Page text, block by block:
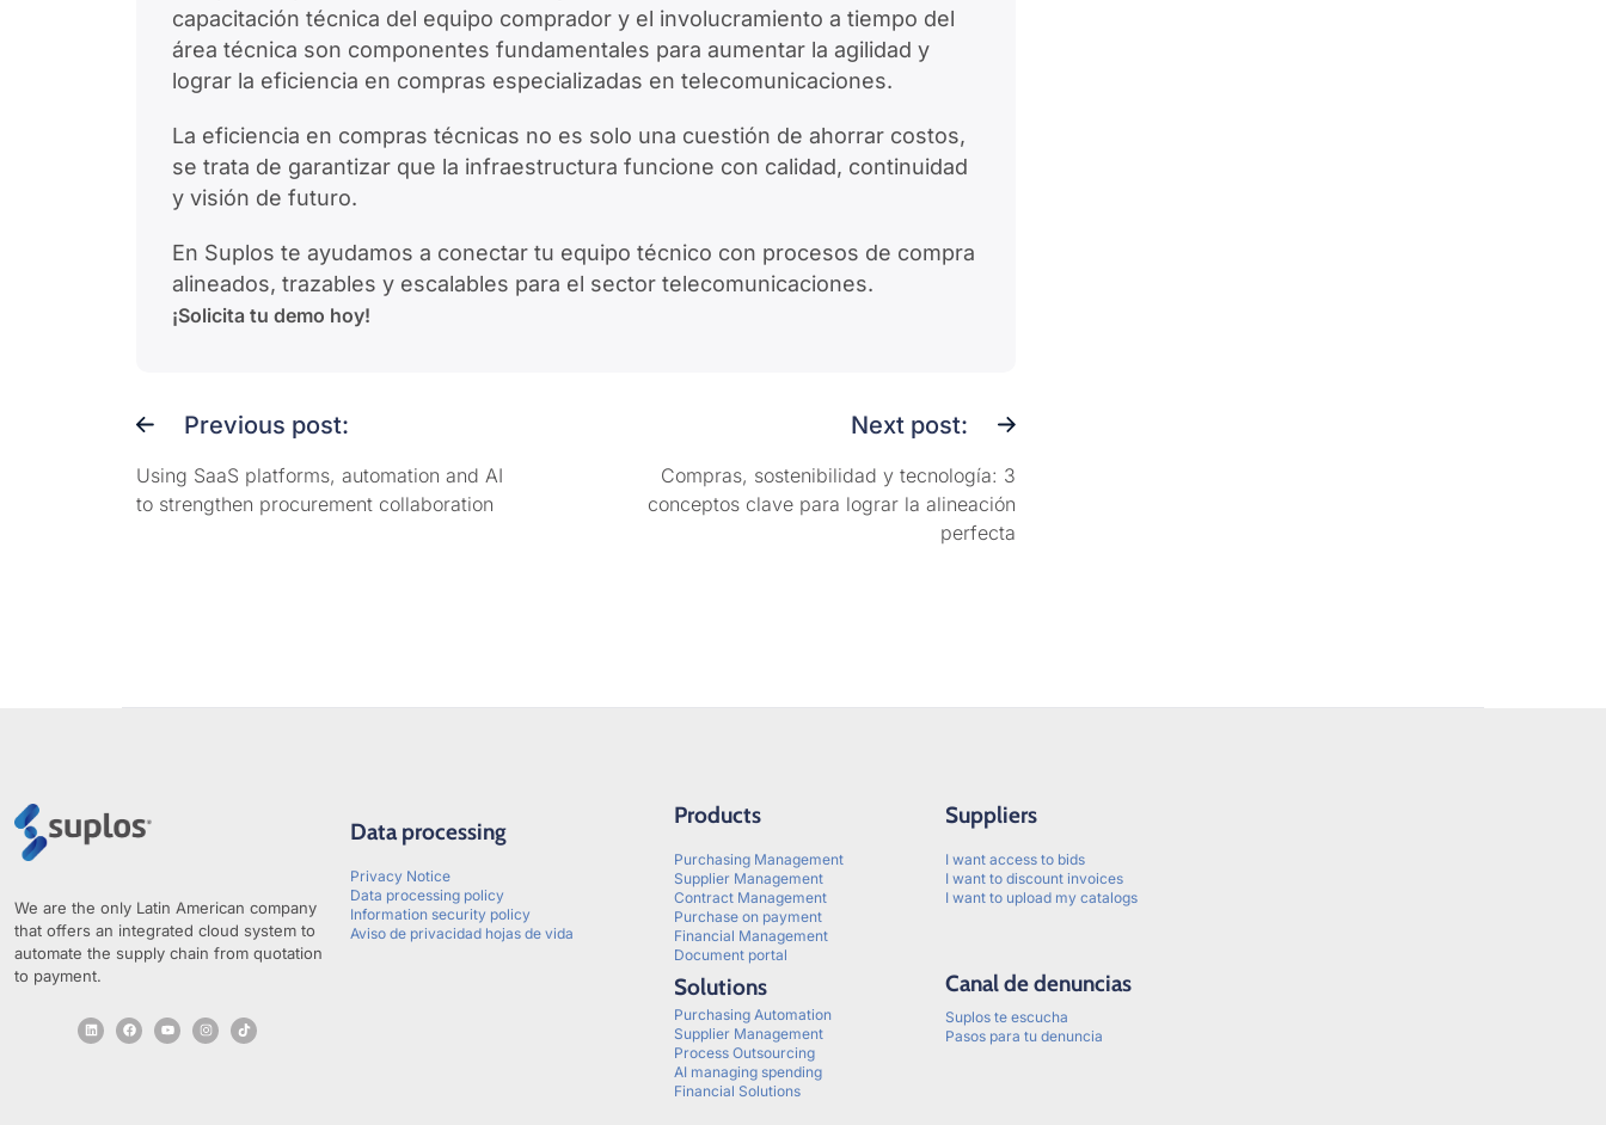
capacitación técnica del equipo comprador y el involucramiento a tiempo del
área técnica son componentes fundamentales para aumentar la agilidad y
lograr la eficiencia en compras especializadas en telecomunicaciones.
La eficiencia en compras técnicas no es solo una cuestión de ahorrar costos,
se trata de garantizar que la infraestructura funcione con calidad, continuidad
y visión de futuro.
En Suplos te ayudamos a conectar tu equipo técnico con procesos de compra
alineados, trazables y escalables para el sector telecomunicaciones.
¡Solicita tu demo hoy!
Previous post:
Using SaaS platforms, automation and AI
to strengthen procurement collaboration
Next post:
Compras, sostenibilidad y tecnología: 3
conceptos clave para lograr la alineación
perfecta
We are the only Latin American company
that offers an integrated cloud system to
automate the supply chain from quotation
to payment.
Data processing
Privacy Notice
Data processing policy
Information security policy
Aviso de privacidad hojas de vida
Products
Purchasing Management
Supplier Management
Contract Management
Purchase on payment
Financial Management
Document portal
Solutions
Purchasing Automation
Supplier Management
Process Outsourcing
AI managing spending
Financial Solutions
Suppliers
I want access to bids
I want to discount invoices
I want to upload my catalogs
Canal de denuncias
Suplos te escucha
Pasos para tu denuncia